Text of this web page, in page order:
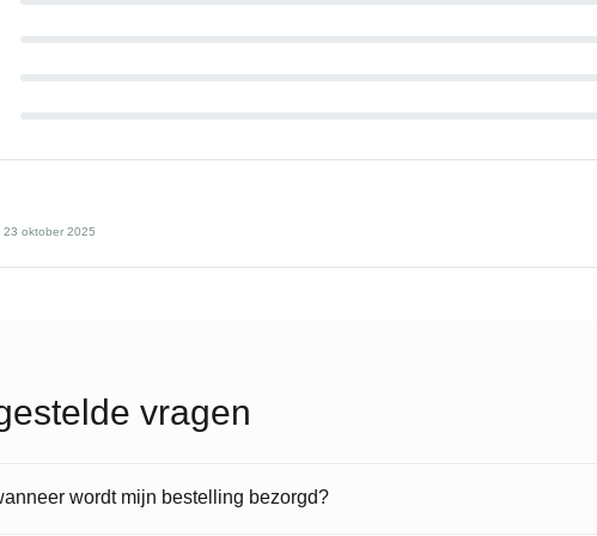
23 oktober 2025
vragen
wordt mijn bestelling bezorgd?